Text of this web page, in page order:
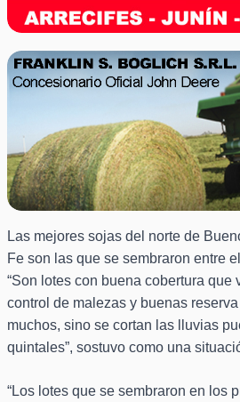
Las mejores sojas del norte de
Fe son las que se sembraron entre
“Son lotes con buena cobertura que
control de malezas y buenas
muchos, sino se cortan las lluvias
quintales”, sostuvo como una
“Los lotes que se sembraron en los